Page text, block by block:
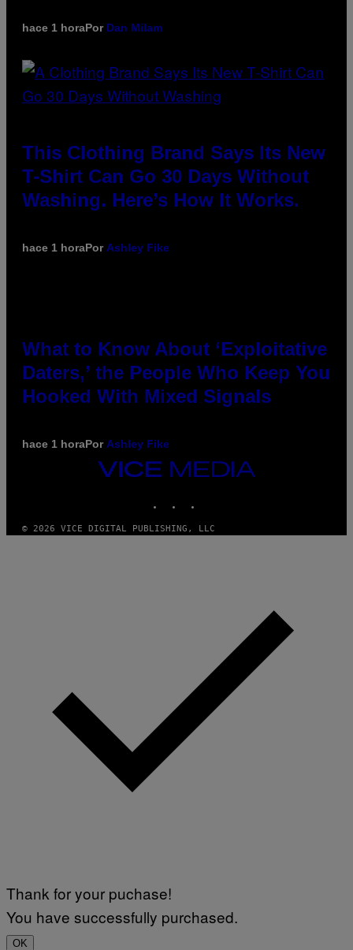
hace 1 horaPor Dan Milam
This Clothing Brand Says Its New
T-Shirt Can Go 30 Days Without
Washing. Here’s How It Works.
hace 1 horaPor Ashley Fike
What to Know About ‘Exploitative
Daters,’ the People Who Keep You
Hooked With Mixed Signals
hace 1 horaPor Ashley Fike
VICE
MEDIA
© 2026 VICE DIGITAL PUBLISHING, LLC
Thank for your puchase!
You have successfully purchased.
OK